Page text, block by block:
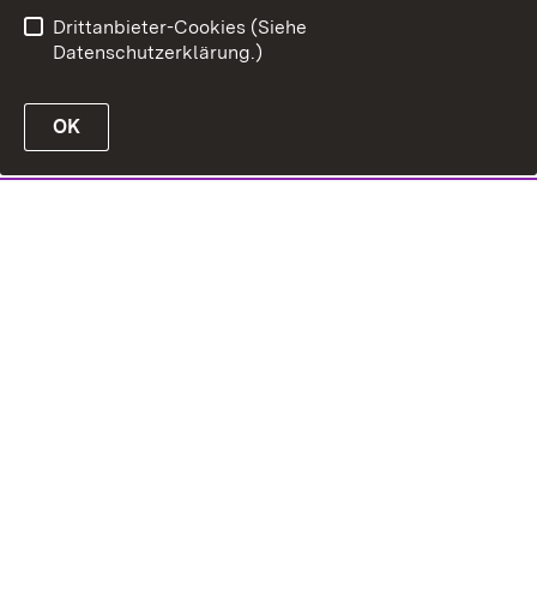
Drittanbieter-Cookies (Siehe
Datenschutzerklärung.)
OK